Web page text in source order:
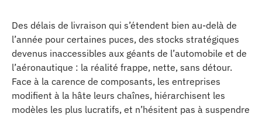
Des délais de livraison qui s’étendent bien au-delà de
l’année pour certaines puces, des stocks stratégiques
devenus inaccessibles aux géants de l’automobile et de
l’aéronautique : la réalité frappe, nette, sans détour.
Face à la carence de composants, les entreprises
modifient à la hâte leurs chaînes, hiérarchisent les
modèles les plus lucratifs, et n’hésitent pas à suspendre